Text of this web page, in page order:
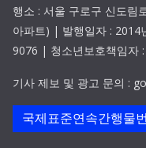
행소 : 서울 구로구 신도림
아파트) | 발행일자 : 2014
9076 | 청소년보호책임자
기사 제보 및 광고 문의 :
국제표준연속간행물